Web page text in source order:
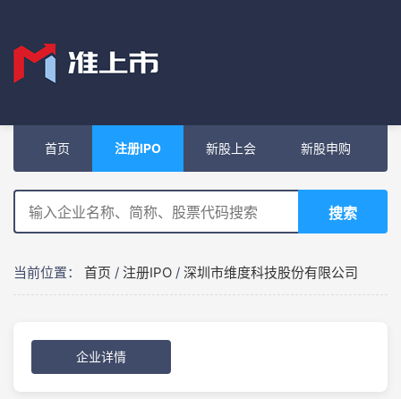
首页 注册IPO 新股上会 新股申购
搜索
当前位置： 首页 / 注册IPO / 深圳市维度科技股份有限公司
企业详情